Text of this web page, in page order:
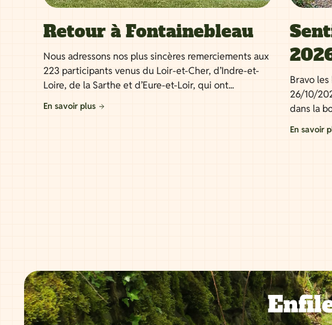
Retour à Fontainebleau
Nous adressons nos plus sincères remerciements aux
223 participants venus du Loir-et-Cher, d’Indre-et-
Loire, de la Sarthe et d’Eure-et-Loir, qui ont...
En savoir plus
Bravo
26/10/
dans la
En savoir